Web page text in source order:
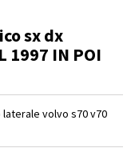
sx dx
1997 IN POI
volvo s70 v70